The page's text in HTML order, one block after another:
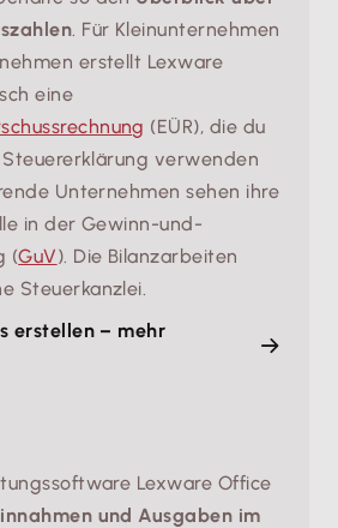
. Für Kleinunternehmen
erstellt Lexware
eine
(EÜR), die du
verwenden
Unternehmen sehen ihre
in der Gewinn-und-
(GuV). Die Bilanzarbeiten
Steuerkanzlei.
erstellen – mehr
Lexware Office
und Ausgaben im